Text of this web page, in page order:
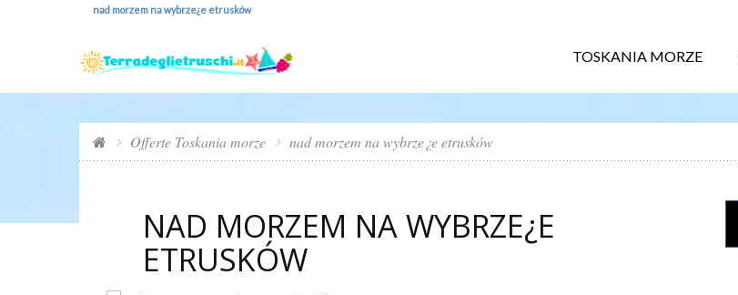
nad morzem na wybrze¿e etrusków
TOSKANIA MORZE
Offerte Toskania morze nad morzem na wybrze¿e etrusków
NAD MORZEM NA WYBRZE¿E
ETRUSKÓW